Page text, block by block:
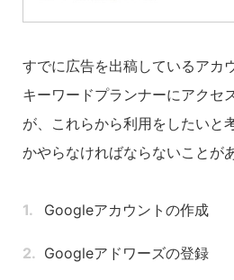
すでに広告を出稿しているアカ
キーワードプランナーにアクセ
が、これらから利用をしたいと
かやらなければならないことが
Googleアカウントの作成
Googleアドワーズの登録